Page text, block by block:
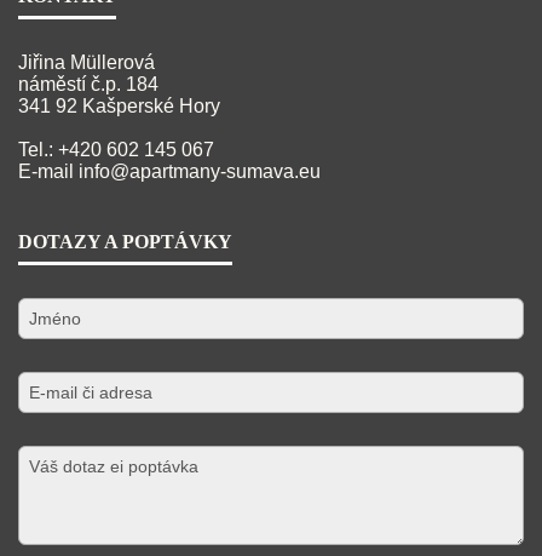
Jiřina Müllerová
náměstí č.p. 184
341 92 Kašperské Hory
Tel.: +420 602 145 067
E-mail info@apartmany-sumava.eu
DOTAZY A POPTÁVKY